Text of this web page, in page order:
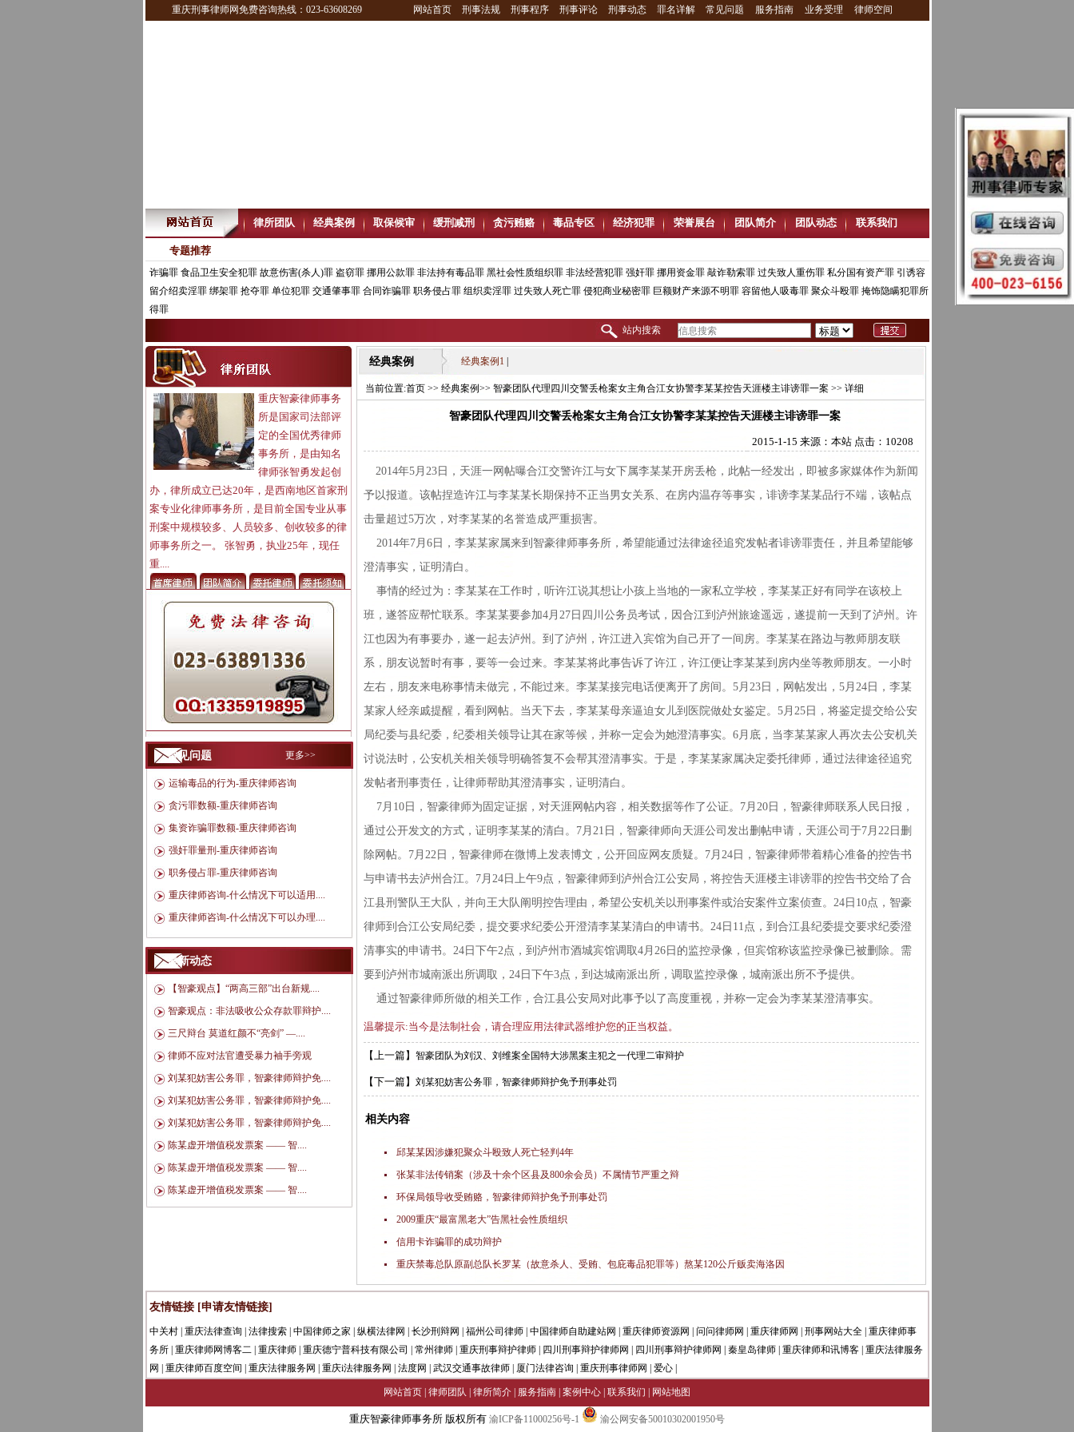
重庆刑事律师网免费咨询热线：023-63608269 网站首页 刑事法规 刑事程序 刑事评论 刑事动态 罪名详解 常见问题 服务指南 业务受理 律师空间
律所团队 经典案例 取保候审 缓刑减刑 贪污贿赂 毒品专区 经济犯罪 荣誉展台 团队简介 团队动态 联系我们
专题推荐
诈骗罪 食品卫生安全犯罪 故意伤害(杀人)罪 盗窃罪 挪用公款罪 非法持有毒品罪 黑社会性质组织罪 非法经营犯罪 强奸罪 挪用资金罪 敲诈勒索罪 过失致人重伤罪 私分国有资产罪 引诱容
留介绍卖淫罪 绑架罪 抢夺罪 单位犯罪 交通肇事罪 合同诈骗罪 职务侵占罪 组织卖淫罪 过失致人死亡罪 侵犯商业秘密罪 巨额财产来源不明罪 容留他人吸毒罪 聚众斗殴罪 掩饰隐瞒犯罪所
得罪
站内搜索
重庆智豪律师事务
所是国家司法部评
定的全国优秀律师
事务所，是由知名
律师张智勇发起创
办，律所成立已达20年，是西南地区首家刑
案专业化律师事务所，是目前全国专业从事
刑案中规模较多、人员较多、创收较多的律
师事务所之一。 张智勇，执业25年，现任
重....
常见问题 更多>>
运输毒品的行为-重庆律师咨询
贪污罪数额-重庆律师咨询
集资诈骗罪数额-重庆律师咨询
强奸罪量刑-重庆律师咨询
职务侵占罪-重庆律师咨询
重庆律师咨询-什么情况下可以适用....
重庆律师咨询-什么情况下可以办理....
最新动态
【智豪观点】“两高三部”出台新规....
智豪观点：非法吸收公众存款罪辩护....
三尺辩台 莫道红颜不“亮剑” —....
律师不应对法官遭受暴力袖手旁观
刘某犯妨害公务罪，智豪律师辩护免....
刘某犯妨害公务罪，智豪律师辩护免....
刘某犯妨害公务罪，智豪律师辩护免....
陈某虚开增值税发票案 —— 智....
陈某虚开增值税发票案 —— 智....
陈某虚开增值税发票案 —— 智....
经典案例 经典案例1
当前位置:首页 >> 经典案例>> 智豪团队代理四川交警丢枪案女主角合江女协警李某某控告天涯楼主诽谤罪一案 >> 详细
智豪团队代理四川交警丢枪案女主角合江女协警李某某控告天涯楼主诽谤罪一案
2015-1-15 来源：本站 点击：10208
2014年5月23日，天涯一网帖曝合江交警许江与女下属李某某开房丢枪，此帖一经发出，即被多家媒体作为新闻
予以报道。该帖捏造许江与李某某长期保持不正当男女关系、在房内温存等事实，诽谤李某某品行不端，该帖点
击量超过5万次，对李某某的名誉造成严重损害。
2014年7月6日，李某某家属来到智豪律师事务所，希望能通过法律途径追究发帖者诽谤罪责任，并且希望能够
澄清事实，证明清白。
事情的经过为：李某某在工作时，听许江说其想让小孩上当地的一家私立学校，李某某正好有同学在该校上
班，遂答应帮忙联系。李某某要参加4月27日四川公务员考试，因合江到泸州旅途遥远，遂提前一天到了泸州。许
江也因为有事要办，遂一起去泸州。到了泸州，许江进入宾馆为自己开了一间房。李某某在路边与教师朋友联
系，朋友说暂时有事，要等一会过来。李某某将此事告诉了许江，许江便让李某某到房内坐等教师朋友。一小时
左右，朋友来电称事情未做完，不能过来。李某某接完电话便离开了房间。5月23日，网帖发出，5月24日，李某
某家人经亲戚提醒，看到网帖。当天下去，李某某母亲逼迫女儿到医院做处女鉴定。5月25日，将鉴定提交给公安
局纪委与县纪委，纪委相关领导让其在家等候，并称一定会为她澄清事实。6月底，当李某某家人再次去公安机关
讨说法时，公安机关相关领导明确答复不会帮其澄清事实。于是，李某某家属决定委托律师，通过法律途径追究
发帖者刑事责任，让律师帮助其澄清事实，证明清白。
7月10日，智豪律师为固定证据，对天涯网帖内容，相关数据等作了公证。7月20日，智豪律师联系人民日报，
通过公开发文的方式，证明李某某的清白。7月21日，智豪律师向天涯公司发出删帖申请，天涯公司于7月22日删
除网帖。7月22日，智豪律师在微博上发表博文，公开回应网友质疑。7月24日，智豪律师带着精心准备的控告书
与申请书去泸州合江。7月24日上午9点，智豪律师到泸州合江公安局，将控告天涯楼主诽谤罪的控告书交给了合
江县刑警队王大队，并向王大队阐明控告理由，希望公安机关以刑事案件或治安案件立案侦查。24日10点，智豪
律师到合江公安局纪委，提交要求纪委公开澄清李某某清白的申请书。24日11点，到合江县纪委提交要求纪委澄
清事实的申请书。24日下午2点，到泸州市酒城宾馆调取4月26日的监控录像，但宾馆称该监控录像已被删除。需
要到泸州市城南派出所调取，24日下午3点，到达城南派出所，调取监控录像，城南派出所不予提供。
通过智豪律师所做的相关工作，合江县公安局对此事予以了高度重视，并称一定会为李某某澄清事实。
温馨提示:当今是法制社会，请合理应用法律武器维护您的正当权益。
【上一篇】 智豪团队为刘汉、刘维案全国特大涉黑案主犯之一代理二审辩护
【下一篇】 刘某犯妨害公务罪，智豪律师辩护免予刑事处罚
相关内容
邱某某因涉嫌犯聚众斗殴致人死亡轻判4年
张某非法传销案（涉及十余个区县及800余会员）不属情节严重之辩
环保局领导收受贿赂，智豪律师辩护免予刑事处罚
2009重庆“最富黑老大”告黑社会性质组织
信用卡诈骗罪的成功辩护
重庆禁毒总队原副总队长罗某（故意杀人、受贿、包庇毒品犯罪等）熬某120公斤贩卖海洛因
友情链接 [申请友情链接]
中关村 重庆法律查询 法律搜索 中国律师之家 纵横法律网 长沙刑辩网 福州公司律师 中国律师自助建站网 重庆律师资源网 问问律师网 重庆律师网 刑事网站大全 重庆律师事
务所 重庆律师网博客二 重庆律师 重庆德宁普科技有限公司 常州律师 重庆刑事辩护律师 四川刑事辩护律师网 四川刑事辩护律师网 秦皇岛律师 重庆律师和讯博客 重庆法律服务
网
重庆律师百度空间 重庆法律服务网 重庆i法律服务网 法度网 武汉交通事故律师 厦门法律咨询 重庆刑事律师网 爱心
网站首页 律师团队 律所简介 服务指南 案例中心 联系我们 网站地图
重庆智豪律师事务所 版权所有 渝ICP备11000256号-1 渝公网安备50010302001950号